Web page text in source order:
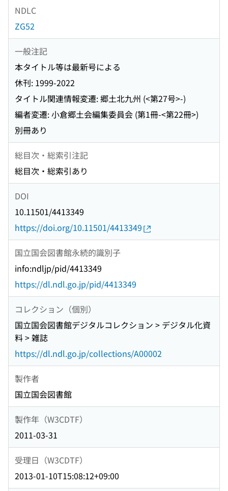
NDLC
ZG52
一般注記
本タイトル等は最新号による
休刊: 1999-2022
タイトル関連情報変遷: 郷土北九州 (<第27号>-)
編者変遷: 小倉郷土会編集委員会 (第1冊-<第22冊>)
別冊あり
総目次・総索引注記
総目次・総索引あり
DOI
10.11501/4413349
https://doi.org/10.11501/4413349
国立国会図書館永続的識別子
info:ndljp/pid/4413349
https://dl.ndl.go.jp/pid/4413349
コレクション（個別）
国立国会図書館デジタルコレクション > デジタル化資
料 > 雑誌
https://dl.ndl.go.jp/collections/A00002
製作者
国立国会図書館
製作年（W3CDTF）
2011-03-31
受理日（W3CDTF）
2013-01-10T15:08:12+09:00